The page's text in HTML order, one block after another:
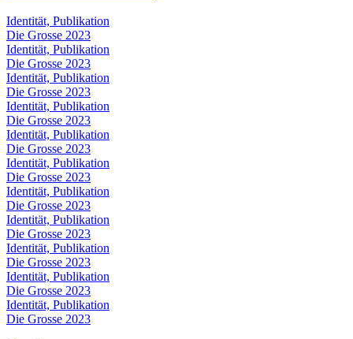
Identität, Publikation
Die Grosse 2023
Identität, Publikation
Die Grosse 2023
Identität, Publikation
Die Grosse 2023
Identität, Publikation
Die Grosse 2023
Identität, Publikation
Die Grosse 2023
Identität, Publikation
Die Grosse 2023
Identität, Publikation
Die Grosse 2023
Identität, Publikation
Die Grosse 2023
Identität, Publikation
Die Grosse 2023
Identität, Publikation
Die Grosse 2023
Identität, Publikation
Die Grosse 2023